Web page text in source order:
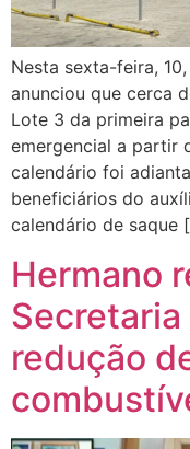
Nesta sexta-feira,
anunciou que cerca
Lote 3 da primeira
emergencial a partir
calendário foi
beneficiários do
calendário de saque
Hermano
redução